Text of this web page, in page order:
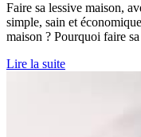
Faire sa lessive maison,
simple, sain et
maison ? Pourquoi faire
Lire la suite